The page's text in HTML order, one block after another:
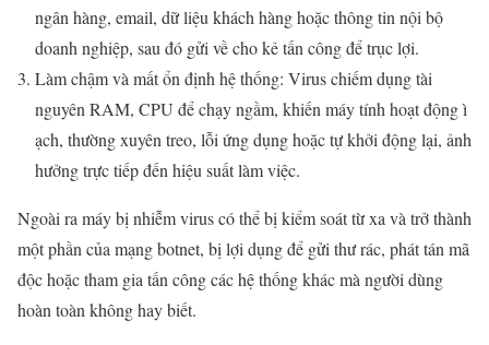
ngân hàng, email, dữ liệu khách hàng hoặc thông tin nội bộ
doanh nghiệp, sau đó gửi về cho kẻ tấn công để trục lợi.
Làm chậm và mất ổn định hệ thống: Virus chiếm dụng tài
nguyên RAM, CPU để chạy ngầm, khiến máy tính hoạt động ì
ạch, thường xuyên treo, lỗi ứng dụng hoặc tự khởi động lại, ảnh
hưởng trực tiếp đến hiệu suất làm việc.
Ngoài ra máy bị nhiễm virus có thể bị kiểm soát từ xa và trở thành
một phần của mạng botnet, bị lợi dụng để gửi thư rác, phát tán mã
độc hoặc tham gia tấn công các hệ thống khác mà người dùng
hoàn toàn không hay biết.